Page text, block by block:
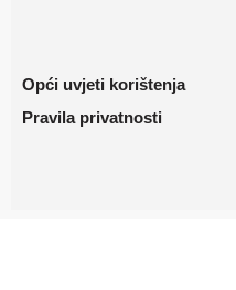
Opći uvjeti korištenja
Pravila privatnosti